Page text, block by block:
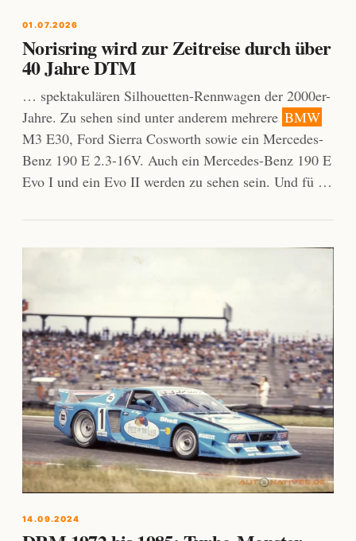
01.07.2026
Norisring wird zur Zeitreise durch über
40 Jahre DTM
… spektakulären Silhouetten-Rennwagen der 2000er-
Jahre. Zu sehen sind unter anderem mehrere BMW
M3 E30, Ford Sierra Cosworth sowie ein Mercedes-
Benz 190 E 2.3-16V. Auch ein Mercedes-Benz 190 E
Evo I und ein Evo II werden zu sehen sein. Und fü …
14.09.2024